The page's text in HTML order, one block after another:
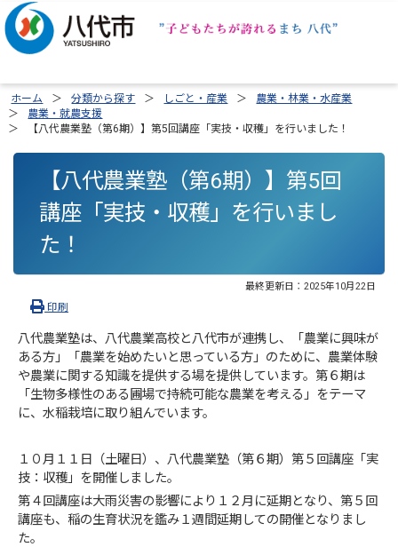
ホーム 分類から探す しごと・産業
農業・林業・水産業
農業・就農支援
【八代農業塾（第6期）】第5回講座「実技・収穫」を行いました！
【八代農業塾（第6期）】第5回
講座「実技・収穫」を行いまし
た！
最終更新日： 2025年10月22日
印刷
八代農業塾は、八代農業高校と八代市が連携し、「農業に興味が
ある方」「農業を始めたいと思っている方」のために、農業体験
や農業に関する知識を提供する場を提供しています。第６期は
「生物多様性のある圃場で持続可能な農業を考える」をテーマ
に、水稲栽培に取り組んでいます。
１０月１１日（土曜日）、八代農業塾（第６期）第５回講座「実
技：収穫」を開催しました。
第４回講座は大雨災害の影響により１２月に延期となり、第５回
講座も、稲の生育状況を鑑み１週間延期しての開催となりまし
た。